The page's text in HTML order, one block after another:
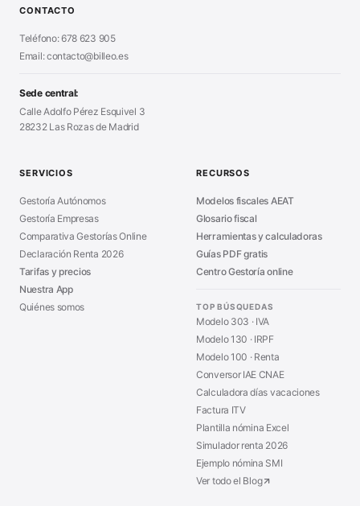
Generador Nóminas
■ Generador Presupuestos
Generador Facturas
■Modelo Nómina PDF
■Calculadora Vacaciones
■Alta Autónomo Paso a Paso
Declaración Renta 2026
■Certificado Digital
■Sanciones Hacienda
■Asesoría en Madrid
CONTACTO
Teléfono: 678 623 905
Email: contacto@billeo.es
Sede central:
Calle Adolfo Pérez Esquivel 3
28232 Las Rozas de Madrid
SERVICIOS
Gestoría Autónomos
Gestoría Empresas
Comparativa Gestorías Online
Declaración Renta 2026
Tarifas y precios
Nuestra App
Quiénes somos
RECURSOS
Modelos fiscales AEAT
Glosario fiscal
Herramientas y calculadoras
Guías PDF gratis
Centro Gestoría online
TOP BÚSQUEDAS
Modelo 303 · IVA
Modelo 130 · IRPF
Modelo 100 · Renta
Conversor IAE CNAE
Calculadora días vacaciones
Factura ITV
Plantilla nómina Excel
Simulador renta 2026
Ejemplo nómina SMI
Ver todo el Blog